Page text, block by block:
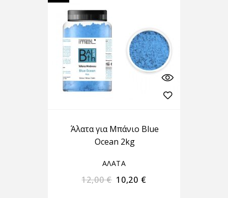
Άλατα για Μπάνιο Blue
Ocean 2kg
ΑΛΑΤΑ
12,00€ 10,20 €